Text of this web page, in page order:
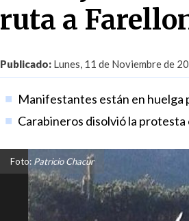
ruta a
Publicado: Lunes, 11 de Noviembre de
Manifestantes están en huelga
Carabineros disolvió la protesta
Foto: Patricio Chacur